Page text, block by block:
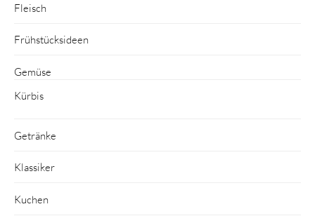
Fleisch
Frühstücksideen
Gemüse
Kürbis
Getränke
Klassiker
Kuchen